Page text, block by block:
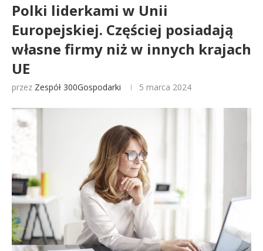
Polki liderkami w Unii
Europejskiej. Częściej posiadają
własne firmy niż w innych krajach
UE
przez Zespół 300Gospodarki 5 marca 2024